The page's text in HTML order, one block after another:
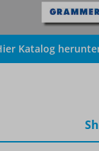
Katalog